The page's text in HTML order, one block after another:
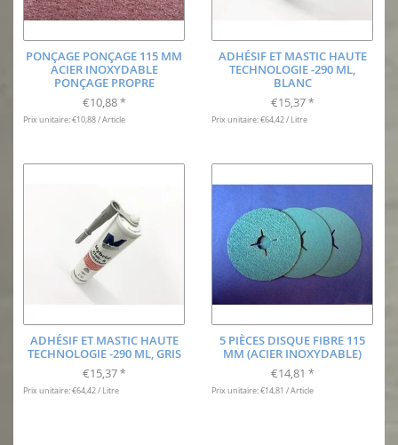
PONÇAGE PONÇAGE 115 MM
ACIER INOXYDABLE
PONÇAGE PROPRE
€10,88 *
Prix unitaire: €10,88 / Article
ADHÉSIF ET MASTIC HAUTE
TECHNOLOGIE -290 ML,
BLANC
€15,37 *
Prix unitaire: €64,42 / Litre
ADHÉSIF ET MASTIC HAUTE
TECHNOLOGIE -290 ML, GRIS
€15,37 *
Prix unitaire: €64,42 / Litre
5 PIÈCES DISQUE FIBRE 115
MM (ACIER INOXYDABLE)
€14,81 *
Prix unitaire: €14,81 / Article